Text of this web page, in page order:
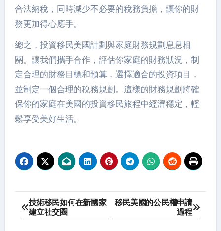
合法納稅，同時減少不必要的稅務負擔，讓你的財
務更加得心應手。
總之，投資移民美國計劃與家庭財務規劃息息相
關。讓我們攜手合作，評估你家庭的財務狀況，制
定合理的財務目標和預算，選擇適合的投資項目，
並制定一個合理的稅務規劃。這樣的財務規劃將確
保你的家庭在美國的投資移民旅程中經濟穩定，輕
鬆享受美好生活。
Post
navigation
技術移民如何在新國家
建立社交圈
移民美國的公民權申請
過程